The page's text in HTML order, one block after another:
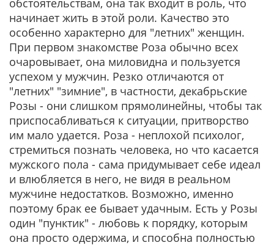
обстоятельствам, она так входит в роль, что
начинает жить в этой роли. Качество это
особенно характерно для "летних" женщин.
При первом знакомстве Роза обычно всех
очаровывает, она миловидна и пользуется
успехом у мужчин. Резко отличаются от
"летних" "зимние", в частности, декабрьские
Розы - они слишком прямолинейны, чтобы так
приспосабливаться к ситуации, притворство
им мало удается. Роза - неплохой психолог,
стремиться познать человека, но что касается
мужского пола - сама придумывает себе идеал
и влюбляется в него, не видя в реальном
мужчине недостатков. Возможно, именно
поэтому брак ее бывает удачным. Есть у Розы
один "пунктик" - любовь к порядку, которым
она просто одержима, и способна полностью